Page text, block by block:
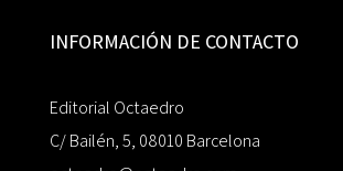
INFORMACIÓN DE CONTACTO
Editorial Octaedro
C/ Bailén, 5, 08010 Barcelona